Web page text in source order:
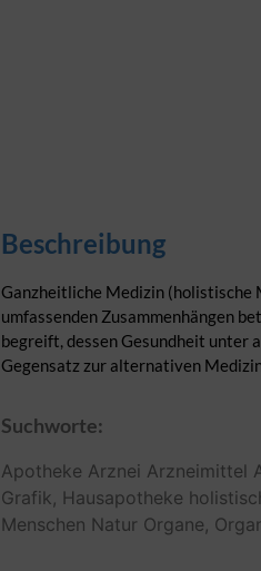
Beschreibung
Ganzheitliche Medizin (holistische
umfassenden Zusammenhängen
begreift, dessen Gesundheit unter
Gegensatz zur alternativen
Suchworte:
Apotheke Arznei Arzneimittel
Grafik, Hausapotheke
Menschen Natur Organe,